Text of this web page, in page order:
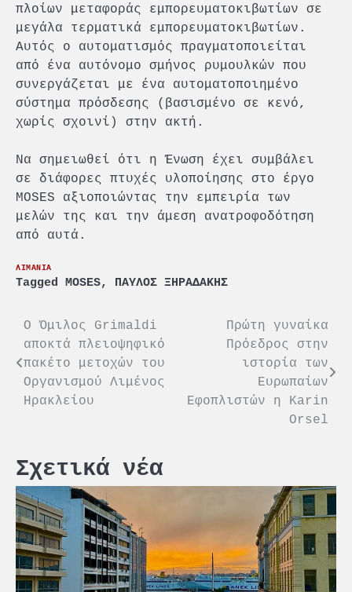
πλοίων μεταφοράς εμπορευματοκιβωτίων σε
μεγάλα τερματικά εμπορευματοκιβωτίων.
Αυτός ο αυτοματισμός πραγματοποιείται
από ένα αυτόνομο σμήνος ρυμουλκών που
συνεργάζεται με ένα αυτοματοποιημένο
σύστημα πρόσδεσης (βασισμένο σε κενό,
χωρίς σχοινί) στην ακτή.
Να σημειωθεί ότι η Ένωση έχει συμβάλει
σε διάφορες πτυχές υλοποίησης στο έργο
MOSES αξιοποιώντας την εμπειρία των
μελών της και την άμεση ανατροφοδότηση
από αυτά.
ΛΙΜΑΝΙΑ
Tagged MOSES, ΠΑΥΛΟΣ ΞΗΡΑΔΑΚΗΣ
Πλοήγηση
άρθρων
Ο Όμιλος Grimaldi
αποκτά πλειοψηφικό
πακέτο μετοχών του
Οργανισμού Λιμένος
Ηρακλείου
Πρώτη γυναίκα
Πρόεδρος στην
ιστορία των
Ευρωπαίων
Εφοπλιστών η Karin
Orsel
Σχετικά νέα